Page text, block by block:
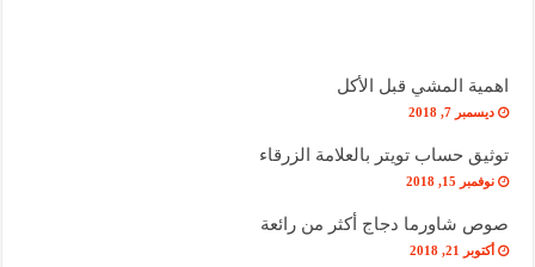
اهمية المشي قبل الأكل
ديسمبر 7, 2018
توثيق حساب تويتر بالعلامة الزرقاء
نوفمبر 15, 2018
صوص شاورما دجاج أكثر من رائعة
أكتوبر 21, 2018